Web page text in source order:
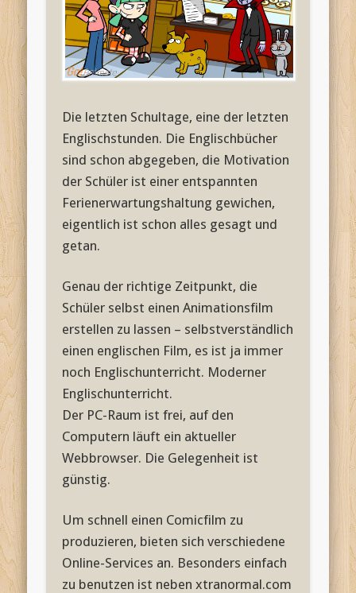
Die letzten Schultage, eine der letzten
Englischstunden. Die Englischbücher
sind schon abgegeben, die Motivation
der Schüler ist einer entspannten
Ferienerwartungshaltung gewichen,
eigentlich ist schon alles gesagt und
getan.
Genau der richtige Zeitpunkt, die
Schüler selbst einen Animationsfilm
erstellen zu lassen – selbstverständlich
einen englischen Film, es ist ja immer
noch Englischunterricht. Moderner
Englischunterricht.
Der PC-Raum ist frei, auf den
Computern läuft ein aktueller
Webbrowser. Die Gelegenheit ist
günstig.
Um schnell einen Comicfilm zu
produzieren, bieten sich verschiedene
Online-Services an. Besonders einfach
zu benutzen ist neben xtranormal.com